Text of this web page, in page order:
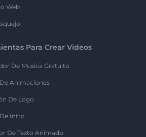
Web
Para Crear Videos
De Música Gratuito
Animaciones
De Logo
Intro
De Texto Animado